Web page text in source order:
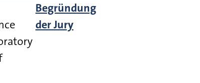
Begründung
der Jury